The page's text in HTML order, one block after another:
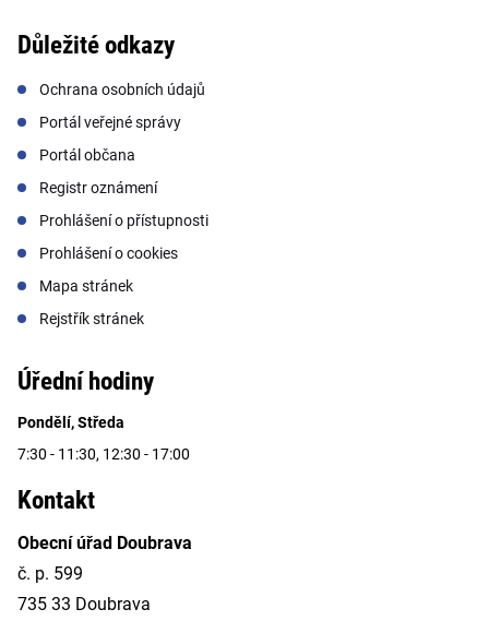
Důležité odkazy
Ochrana osobních údajů
Portál veřejné správy
Portál občana
Registr oznámení
Prohlášení o přístupnosti
Prohlášení o cookies
Mapa stránek
Rejstřík stránek
Úřední hodiny
Pondělí, Středa
7:30 - 11:30, 12:30 - 17:00
Kontakt
Obecní úřad Doubrava
č. p. 599
735 33 Doubrava